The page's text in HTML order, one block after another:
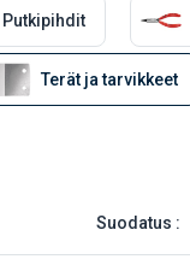
Putkipihdit
Terät ja tarvikkeet
Suodatus :